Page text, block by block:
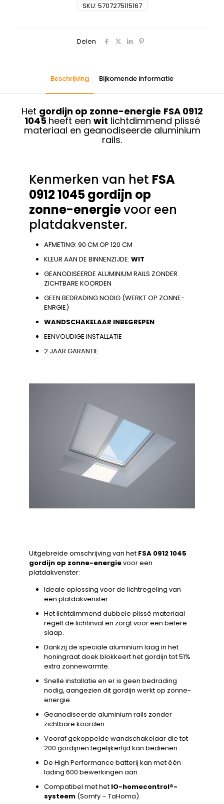
SKU: 5707275115167
Delen
Beschrijving Bijkomende informatie
Het gordijn op zonne-energie FSA 0912
1045 heeft een wit lichtdimmend plissé
materiaal en geanodiseerde aluminium
rails.
Kenmerken van het FSA
0912 1045 gordijn op
zonne-energievoor een
platdakvenster.
AFMETING: 90 CM OP 120 CM
KLEUR AAN DE BINNENZIJDE: WIT
GEANODISEERDE ALUMINIUM RAILS ZONDER
ZICHTBARE KOORDEN
GEEN BEDRADING NODIG (WERKT OP ZONNE-
ENRGIE)
WANDSCHAKELAAR INBEGREPEN
EENVOUDIGE INSTALLATIE
2 JAAR GARANTIE
Uitgebreide omschrijving van het FSA 0912 1045
gordijn op zonne-energievoor een
platdakvenster:
Ideale oplossing voor de lichtregeling van
een platdakvenster.
Het lichtdimmend dubbele plissé materiaal
regelt de lichtinval en zorgt voor een betere
slaap.
Dankzij de speciale aluminium laag in het
honingraat doek blokkeert het gordijn tot 51%
extra zonnewarmte.
Snelle installatie en er is geen bedrading
nodig, aangezien dit gordijn werkt op zonne-
energie.
Geanodiseerde aluminium rails zonder
zichtbare koorden.
Vooraf gekoppelde wandschakelaar die tot
200 gordijnen tegelijkertijd kan bedienen.
De High Performance batterij kan met één
lading 600 bewerkingen aan.
Compatibel met het IO-homecontrol®-
systeem (Somfy – TaHoma).